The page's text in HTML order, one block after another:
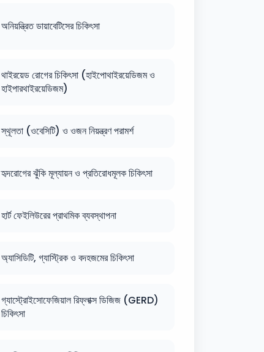
অনিয়ন্ত্রিত ডায়াবেটিসের চিকিৎসা
থাইরয়েড রোগের চিকিৎসা (হাইপোথাইরয়েডিজম ও
হাইপারথাইরয়েডিজম)
স্থূলতা (ওবেসিটি) ও ওজন নিয়ন্ত্রণ পরামর্শ
হৃদরোগের ঝুঁকি মূল্যায়ন ও প্রতিরোধমূলক চিকিৎসা
হার্ট ফেইলিউরের প্রাথমিক ব্যবস্থাপনা
অ্যাসিডিটি, গ্যাস্ট্রিক ও বদহজমের চিকিৎসা
গ্যাস্ট্রোইসোফেজিয়াল রিফ্লাক্স ডিজিজ (GERD)
চিকিৎসা